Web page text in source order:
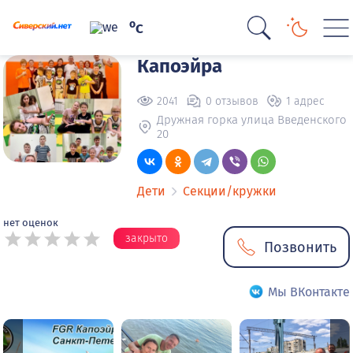
oC
Капоэйра
2041 0 отзывов 1 адрес
Дружная горка улица Введенского
20
Дети Секции/кружки
нет оценок
закрыто Позвонить
Мы ВКонтакте